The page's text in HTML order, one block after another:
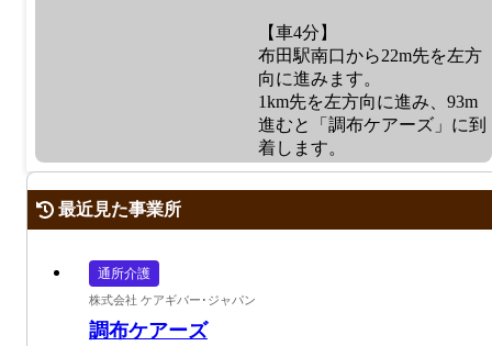
【車4分】
布田駅南口から22m先を左方
向に進みます。
1km先を左方向に進み、93m
進むと「調布ケアーズ」に到
着します。
最近見た事業所
通所介護
株式会社 ケアギバー･ジャパン
調布ケアーズ